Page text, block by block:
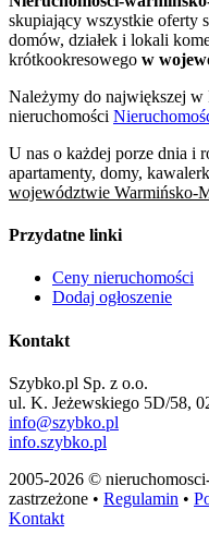
skupiający wszystkie oferty
domów, działek i lokali
krótkookresowego w
Należymy do największej w
nieruchomości
U nas o każdej porze dnia i
apartamenty, domy,
województwie Warmińsko-
Przydatne linki
Ceny nieruchomości
Dodaj ogłoszenie
Kontakt
Szybko.pl Sp. z o.o.
ul. K. Jeżewskiego 5D/58,
info@szybko.pl
info.szybko.pl
2005-2026 ©
zastrzeżone • Regulamin •
Kontakt